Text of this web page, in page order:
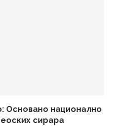
Основано национално
сирара